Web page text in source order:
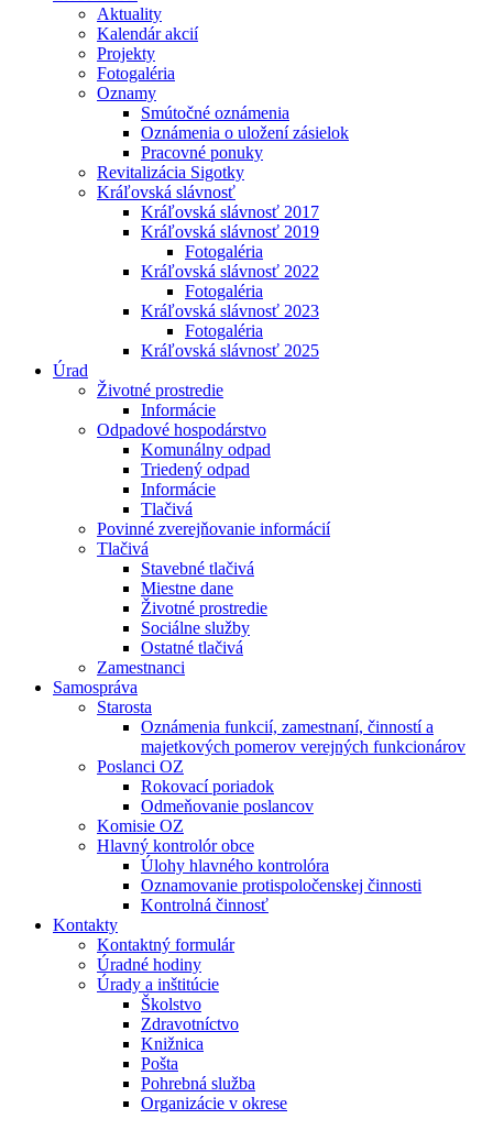
Aktuality
Kalendár akcií
Projekty
Fotogaléria
Oznamy
Smútočné oznámenia
Oznámenia o uložení zásielok
Pracovné ponuky
Revitalizácia Sigotky
Kráľovská slávnosť
Kráľovská slávnosť 2017
Kráľovská slávnosť 2019
Fotogaléria
Kráľovská slávnosť 2022
Fotogaléria
Kráľovská slávnosť 2023
Fotogaléria
Kráľovská slávnosť 2025
Úrad
Životné prostredie
Informácie
Odpadové hospodárstvo
Komunálny odpad
Triedený odpad
Informácie
Tlačivá
Povinné zverejňovanie informácií
Tlačivá
Stavebné tlačivá
Miestne dane
Životné prostredie
Sociálne služby
Ostatné tlačivá
Zamestnanci
Samospráva
Starosta
Oznámenia funkcií, zamestnaní, činností a
majetkových pomerov verejných funkcionárov
Poslanci OZ
Rokovací poriadok
Odmeňovanie poslancov
Komisie OZ
Hlavný kontrolór obce
Úlohy hlavného kontrolóra
Oznamovanie protispoločenskej činnosti
Kontrolná činnosť
Kontakty
Kontaktný formulár
Úradné hodiny
Úrady a inštitúcie
Školstvo
Zdravotníctvo
Knižnica
Pošta
Pohrebná služba
Organizácie v okrese